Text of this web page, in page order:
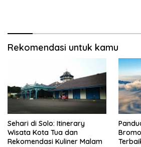
Rekomendasi untuk kamu
Sehari di Solo: Itinerary
Wisata Kota Tua dan
Rekomendasi Kuliner Malam